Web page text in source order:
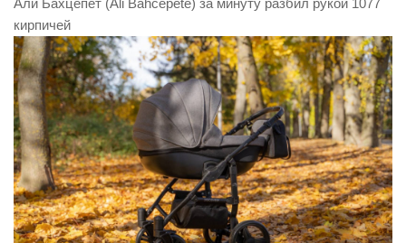
Али Бахцепет (Ali Bahcepete) за минуту разбил рукой 1077
кирпичей